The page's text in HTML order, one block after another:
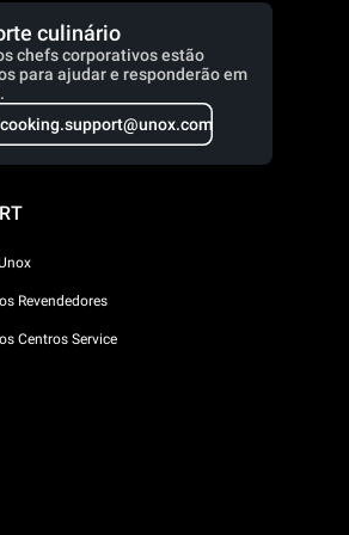
culinário
chefs corporativos estão
para ajudar e responderão em
cooking.support@unox.com
Revendedores
Centros Service